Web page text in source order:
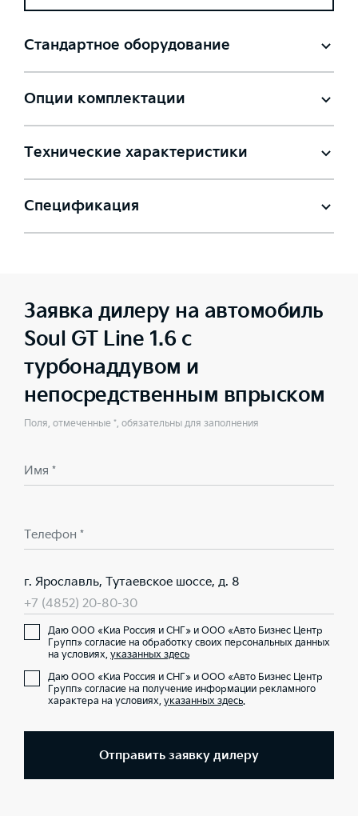
Стандартное оборудование
Опции комплектации
Технические характеристики
Спецификация
Заявка дилеру на автомобиль
Soul GT Line 1.6 с
турбонаддувом и
непосредственным впрыском
Поля, отмеченные *, обязательны для заполнения
Имя *
Телефон *
г. Ярославль, Тутаевское шоссе, д. 8
+7 (4852) 20-80-30
Даю ООО «Киа Россия и СНГ» и ООО «Авто Бизнес Центр
Групп» согласие на обработку своих персональных данных
на условиях, указанных здесь
Даю ООО «Киа Россия и СНГ» и ООО «Авто Бизнес Центр
Групп» согласие на получение информации рекламного
характера на условиях, указанных здесь.
Отправить заявку дилеру